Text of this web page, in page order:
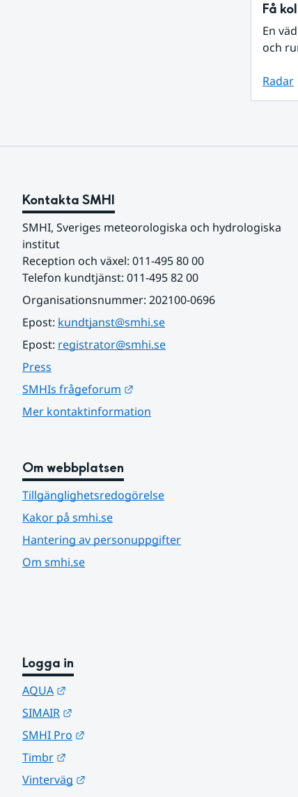
Få
En
och
Radar
Kontakta SMHI
SMHI, Sveriges meteorologiska och hydrologiska
institut
Reception och växel: 011-495 80 00
Telefon kundtjänst: 011-495 82 00
Organisationsnummer: 202100-0696
Epost: kundtjanst@smhi.se
Epost: registrator@smhi.se
Press
SMHIs frågeforum
Mer kontaktinformation
Om webbplatsen
Tillgänglighetsredogörelse
Kakor på smhi.se
Hantering av personuppgifter
Om smhi.se
Logga in
AQUA
SIMAIR
SMHI Pro
Timbr
Vinterväg